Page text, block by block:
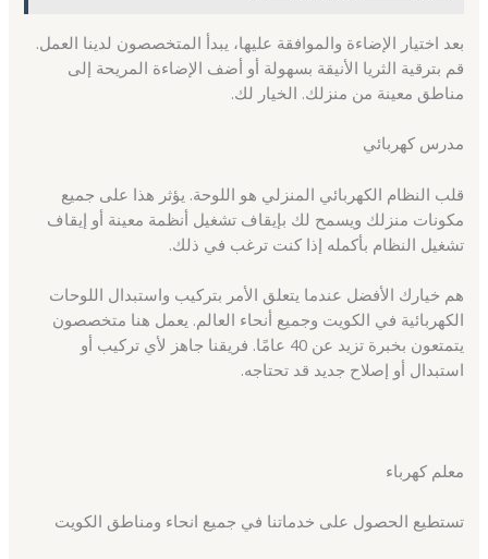
بعد اختيار الإضاءة والموافقة عليها، يبدأ المتخصصون لدينا العمل.
قم بترقية الثريا الأنيقة بسهولة أو أضف الإضاءة المريحة إلى
مناطق معينة من منزلك. الخيار لك.
مدرس كهربائي
قلب النظام الكهربائي المنزلي هو اللوحة. يؤثر هذا على جميع
مكونات منزلك ويسمح لك بإيقاف تشغيل أنظمة معينة أو إيقاف
تشغيل النظام بأكمله إذا كنت ترغب في ذلك.
هم خيارك الأفضل عندما يتعلق الأمر بتركيب واستبدال اللوحات
الكهربائية في الكويت وجميع أنحاء العالم. يعمل هنا متخصصون
يتمتعون بخبرة تزيد عن 40 عامًا. فريقنا جاهز لأي تركيب أو
استبدال أو إصلاح جديد قد تحتاجه.
معلم كهرباء
تستطيع الحصول على خدماتنا في جميع انحاء ومناطق الكويت